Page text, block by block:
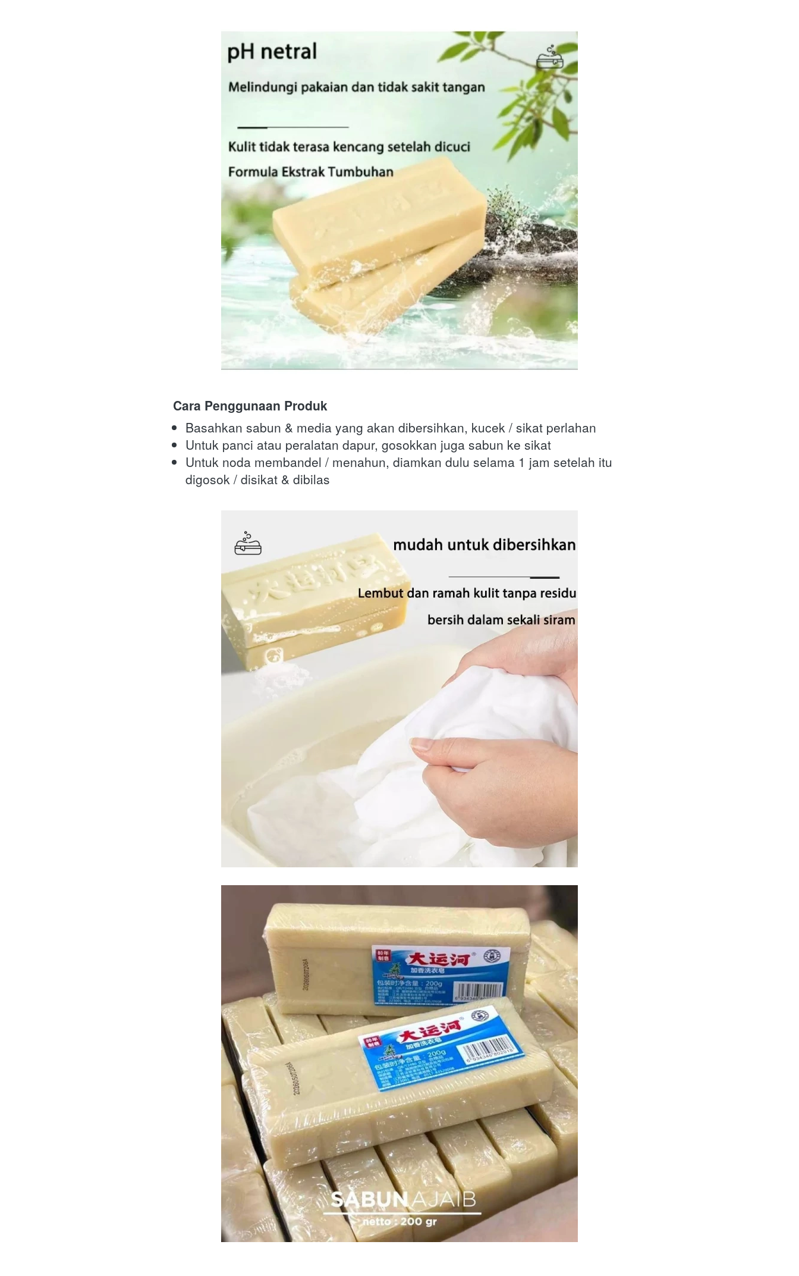
Cara Penggunaan Produk
Basahkan sabun & media yang akan dibersihkan, kucek / sikat perlahan
Untuk panci atau peralatan dapur, gosokkan juga sabun ke sikat
Untuk noda membandel / menahun, diamkan dulu selama 1 jam setelah itu
digosok / disikat & dibilas